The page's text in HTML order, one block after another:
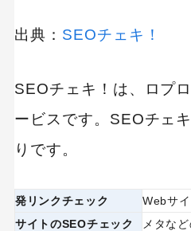
出典： SEOチェキ！
SEOチェキ！は、ロプ
ービスです。SEOチェ
りです。
発リンクチェック
Webサ
サイトのSEOチェック
メタな